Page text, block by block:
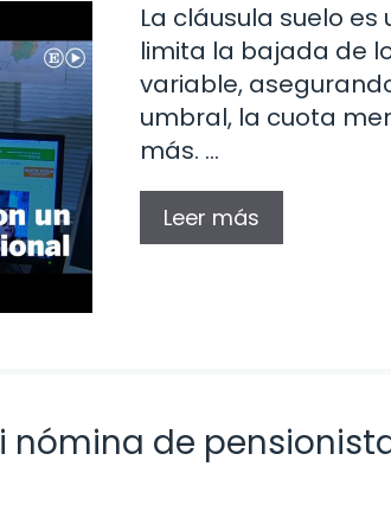
La cláusula suelo
limita la bajada de
variable,
umbral, la cuota
más. …
Leer más
nómina de